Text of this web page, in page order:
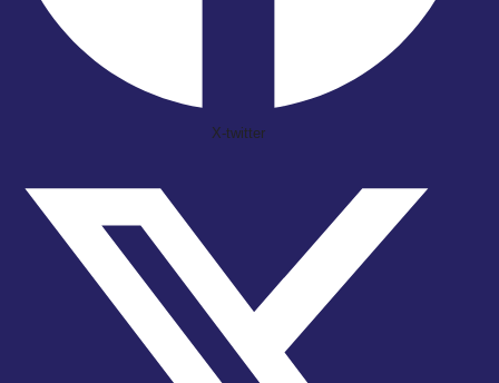
X-twitter